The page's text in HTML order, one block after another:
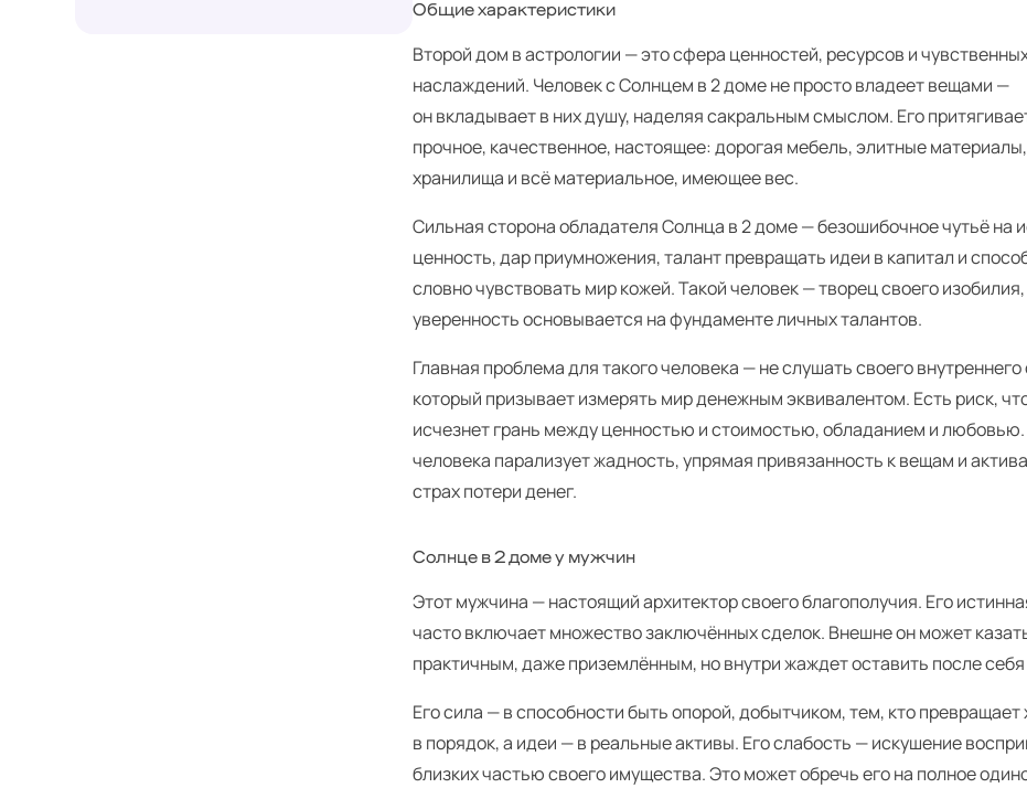
Общие характеристики
Второй дом в астрологии — это сфера ценностей, ресурсов и
наслаждений. Человек с Солнцем в 2 доме не просто владеет вещами —
он вкладывает в них душу, наделяя сакральным смыслом. Его
прочное, качественное, настоящее: дорогая мебель, элитные
хранилища и всё материальное, имеющее вес.
Сильная сторона обладателя Солнца в 2 доме — безошибочное чутьё на
ценность, дар приумножения, талант превращать идеи в капитал и
словно чувствовать мир кожей. Такой человек — творец своего изобилия,
уверенность основывается на фундаменте личных талантов.
Главная проблема для такого человека — не слушать своего внутреннего
который призывает измерять мир денежным эквивалентом. Есть риск,
исчезнет грань между ценностью и стоимостью, обладанием и любовью.
человека парализует жадность, упрямая привязанность к вещам и
страх потери денег.
Солнце в 2 доме у мужчин
Этот мужчина — настоящий архитектор своего благополучия. Его
часто включает множество заключённых сделок. Внешне он может
практичным, даже приземлённым, но внутри жаждет оставить после
Его сила — в способности быть опорой, добытчиком, тем, кто превращает
в порядок, а идеи — в реальные активы. Его слабость — искушение
близких частью своего имущества. Это может обречь его на полное